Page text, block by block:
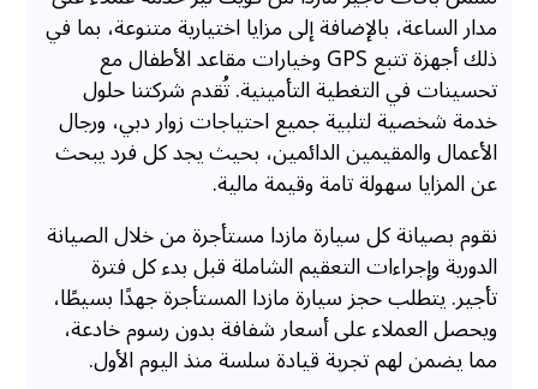
مدار الساعة، بالإضافة إلى مزايا اختيارية متنوعة، بما في
ذلك أجهزة تتبع GPS وخيارات مقاعد الأطفال مع
تحسينات في التغطية التأمينية. تُقدم شركتنا حلول
خدمة شخصية لتلبية جميع احتياجات زوار دبي، ورجال
الأعمال والمقيمين الدائمين، بحيث يجد كل فرد يبحث
عن المزايا سهولة تامة وقيمة مالية.
نقوم بصيانة كل سيارة مازدا مستأجرة من خلال الصيانة
الدورية وإجراءات التعقيم الشاملة قبل بدء كل فترة
تأجير. يتطلب حجز سيارة مازدا المستأجرة جهدًا بسيطًا،
ويحصل العملاء على أسعار شفافة بدون رسوم خادعة،
مما يضمن لهم تجربة قيادة سلسة منذ اليوم الأول.